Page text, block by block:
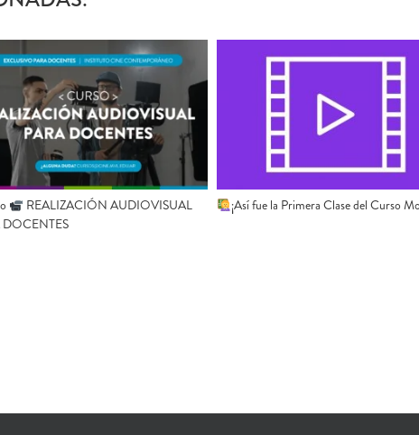
REALIZACIÓN AUDIOVISUAL
DOCENTES
¡Así fue la Primera Clase del Curso